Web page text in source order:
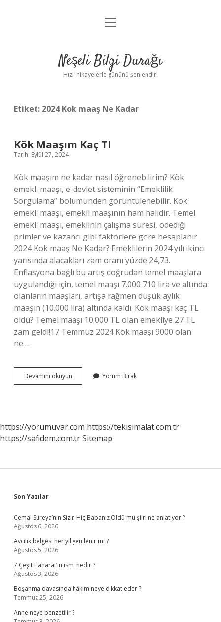
Anasayfa
Yasal Uyarı
menüyü
Neşeli Bilgi Durağı
Hızlı hikayelerle gününü şenlendir!
Etiket: 2024 Kok maaş Ne Kadar
Kök Maaşım Kaç Tl
Tarih: Eylül 27, 2024
Kök maaşım ne kadar nasıl öğrenebilirim? Kök
emekli maaşı, e-devlet sisteminin “Emeklilik
Sorgulama” bölümünden görüntülenebilir. Kök
emekli maaşı, emekli maaşının ham halidir. Temel
emekli maaşı, emeklinin çalışma süresi, ödediği
primler ve kazancı gibi faktörlere göre hesaplanır.
2024 Kok maaş Ne Kadar? Emeklilerin 2024 yılı ikinci
yarısında alacakları zam oranı yüzde 24,73.
Enflasyona bağlı bu artış doğrudan temel maaşlara
uygulandığı için, temel maaşı 7.000 710 lira ve altında
olanların maaşları, artışa rağmen düşük aylık
maaşın (10.000 lira) altında kaldı. Kök maaşı kaç TL
oldu? Temel maaşı 10.000 TL olan emekliye 27 TL
zam geldi!17 Temmuz 2024 Kök maaşı 9000 olan
ne…
Devamını okuyun
Maaşım
Yorum Bırak
https://yorumuvar.com https://tekisimalat.com.tr
https://safidem.com.trSitemap
Sidebar
Son Yazılar
Cemal Süreya’nın Sizin Hiç Babanız Öldü mü şiiri ne anlatıyor ?
Ağustos 6, 2026
Avcılık belgesi her yıl yenilenir mi ?
Ağustos 5, 2026
7 Çeşit Baharat’ın ismi nedir ?
Ağustos 3, 2026
Boşanma davasında hâkim neye dikkat eder ?
Temmuz 25, 2026
Anne neye benzetilir ?